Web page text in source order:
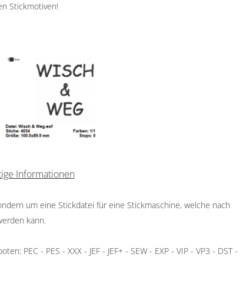
Stickmotiven!
Informationen
um eine Stickdatei für eine Stickmaschine, welche nach
kann.
PEC - PES - XXX - JEF - JEF+ - SEW - EXP - VIP - VP3 - DST -